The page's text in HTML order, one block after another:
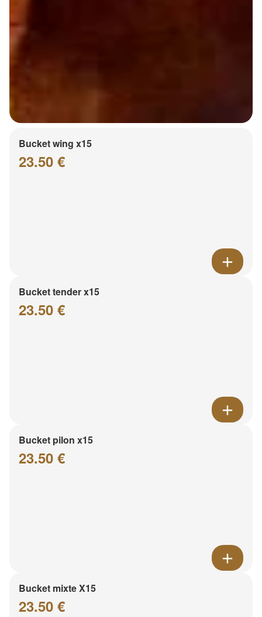
Bucket wing x15
23.50 €
Bucket tender x15
23.50 €
Bucket pilon x15
23.50 €
Bucket mixte X15
23.50 €